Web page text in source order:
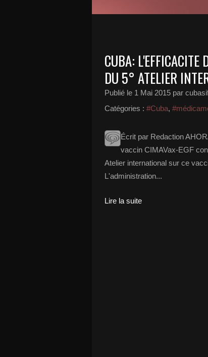
CUBA: L'EFFICACITE
DU 5° ATELIER
Publié le 1 Mai 2015 par
Catégories : #Cuba,
Écrit par Redaction
vaccin CIMAVax-EGF
Atelier international sur ce
L'administration...
Lire la suite